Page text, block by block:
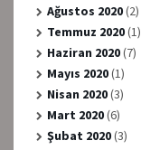
Ağustos 2020(2)
Temmuz 2020(1)
Haziran 2020(7)
Mayıs 2020(1)
Nisan 2020(3)
Mart 2020(6)
Şubat 2020(3)